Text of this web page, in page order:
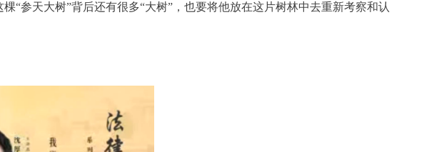
“参天大树”背后还有很多“大树”，也要将他放在这片树林中去重新考察和认